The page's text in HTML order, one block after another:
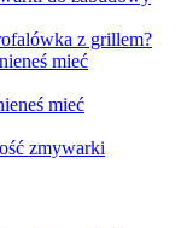
z grillem?
mieć
mieć
zmywarki